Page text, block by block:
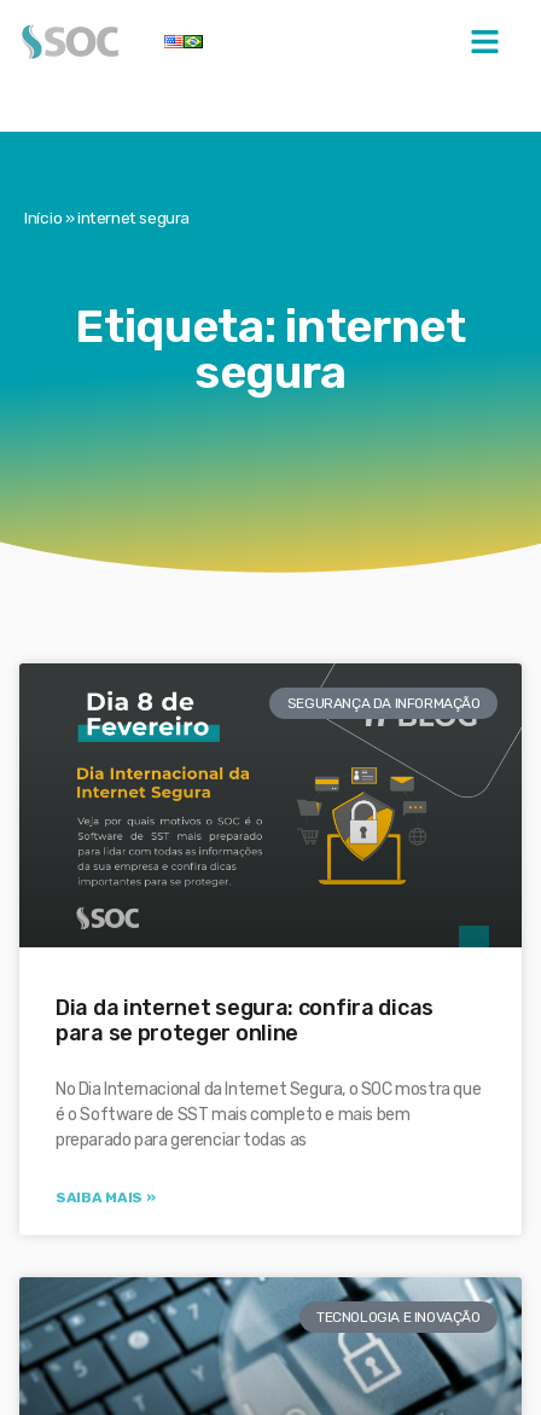
Início»internet segura
Etiqueta: internet
segura
SEGURANÇA DA INFORMAÇÃO
Dia da internet segura: confira dicas
para se proteger online
No Dia Internacional da Internet Segura, o SOC mostra que
é o Software de SST mais completo e mais bem
preparado para gerenciar todas as
SAIBA MAIS »
TECNOLOGIA E INOVAÇÃO